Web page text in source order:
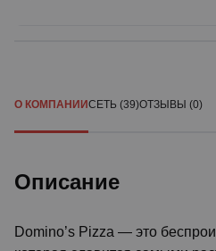
О КОМПАНИИСЕТЬ (39)ОТЗЫВЫ (0)
Описание
Domino’s Pizza — это